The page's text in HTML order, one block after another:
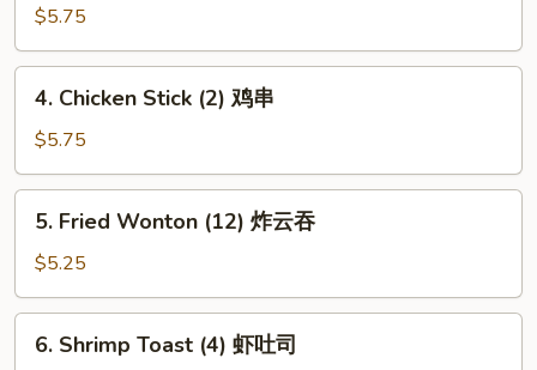
Stick
(2)
牛
$5.75
Chicken
Stick
(2)
鸡
4. Chicken Stick (2) 鸡串
$5.75
Fried
Wonton
(12)
炸
5. Fried Wonton (12) 炸云吞
$5.25
Shrimp
6. Shrimp Toast (4) 虾吐司